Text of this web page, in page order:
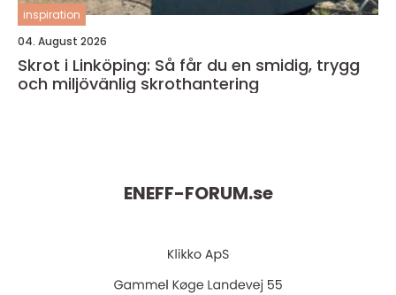
inspiration
04. August 2026
Skrot i Linköping: Så får du en smidig, trygg
och miljövänlig skrothantering
ENEFF-FORUM.se